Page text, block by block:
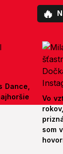
🔥
Dance,
Vo
som